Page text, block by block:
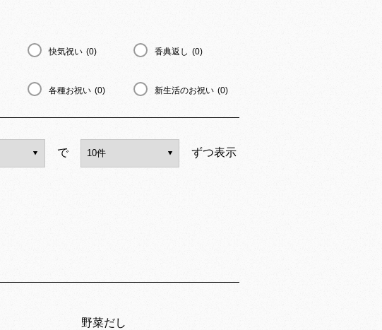
快気祝い (0) 香典返し (0)
各種お祝い (0) 新生活のお祝い (0)
で ずつ表示
野菜だし